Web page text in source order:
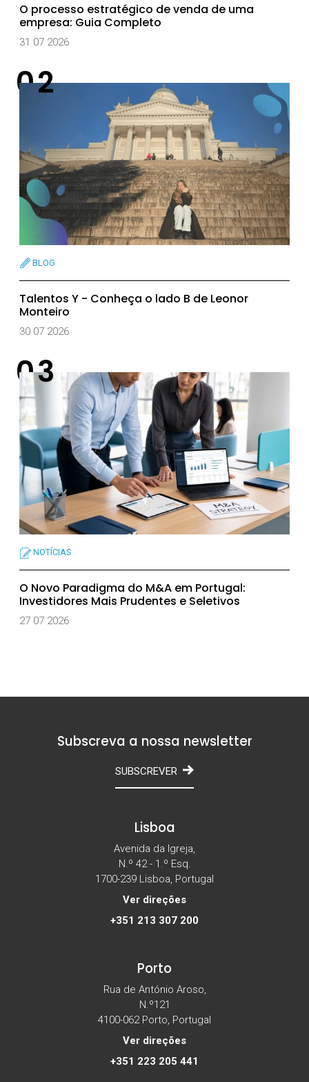
O processo estratégico de venda de uma
empresa: Guia Completo
31 07 2026
BLOG
Talentos Y - Conheça o lado B de Leonor
Monteiro
30 07 2026
NOTÍCIAS
O Novo Paradigma do M&A em Portugal:
Investidores Mais Prudentes e Seletivos
27 07 2026
Subscreva a nossa newsletter
SUBSCREVER
Lisboa
Avenida da Igreja,
N.º 42 - 1.º Esq.
1700-239 Lisboa, Portugal
Ver direções
+351 213 307 200
Porto
Rua de António Aroso,
N.º121
4100-062 Porto, Portugal
Ver direções
+351 223 205 441